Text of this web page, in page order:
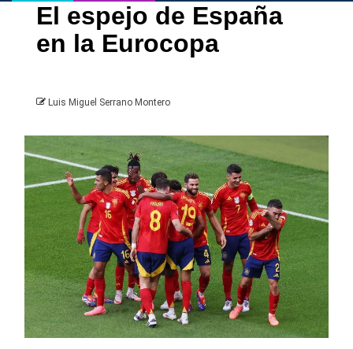
El espejo de España
en la Eurocopa
Luis Miguel Serrano Montero